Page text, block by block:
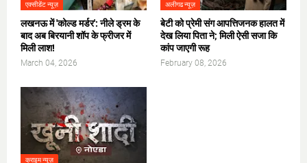
एक्सीडेंट न्यूज़
लखनऊ में 'कोल्ड मर्डर': नीले ड्रम के
बाद अब बिरयानी शॉप के फ्रीजर में
मिली लाश!
March 04, 2026
अलीगढ न्यूज़
​बेटी को प्रेमी संग आपत्तिजनक हालत में
देख लिया पिता ने; मिली ऐसी सजा कि
कांप जाएगी रूह
February 08, 2026
क्राइम न्यूज़